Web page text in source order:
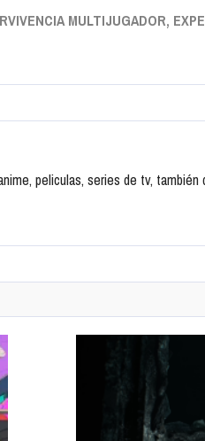
MULTIJUGADOR,
peliculas, series de tv,